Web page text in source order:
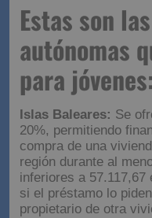
Estas son
autónomas
para jóvenes:
Islas Baleares: Se
20%, permitiendo
compra de una
región durante al
inferiores a
si el préstamo lo
propietario de otra